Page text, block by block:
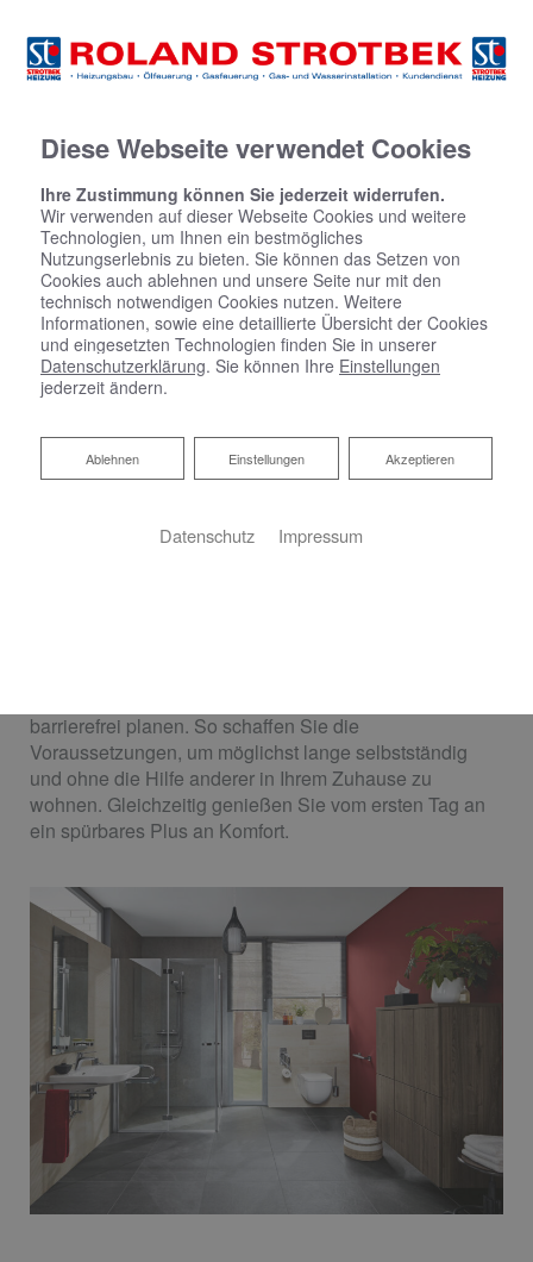
barrierefrei planen. So schaffen Sie die
Voraussetzungen, um möglichst lange selbstständig
und ohne die Hilfe anderer in Ihrem Zuhause zu
wohnen. Gleichzeitig genießen Sie vom ersten Tag an
ein spürbares Plus an Komfort.
Diese Webseite verwendet Cookies
Ihre Zustimmung können Sie jederzeit widerrufen.
Wir verwenden auf dieser Webseite Cookies und weitere
Technologien, um Ihnen ein bestmögliches
Nutzungserlebnis zu bieten. Sie können das Setzen von
Cookies auch ablehnen und unsere Seite nur mit den
technisch notwendigen Cookies nutzen. Weitere
Informationen, sowie eine detaillierte Übersicht der Cookies
und eingesetzten Technologien finden Sie in unserer
Datenschutzerklärung. Sie können Ihre Einstellungen
jederzeit ändern.
Akzeptieren
Einstellungen
Ablehnen
Ablehnen
Datenschutz Impressum